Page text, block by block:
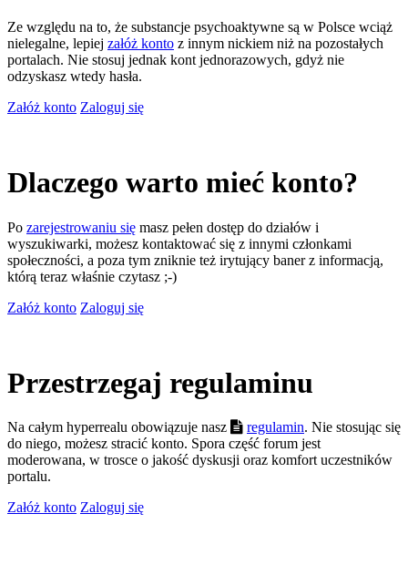
Ze względu na to, że substancje psychoaktywne są w Polsce wciąż
nielegalne, lepiej załóż konto z innym nickiem niż na pozostałych
portalach. Nie stosuj jednak kont jednorazowych, gdyż nie
odzyskasz wtedy hasła.
Załóż konto Zaloguj się
Dlaczego warto mieć konto?
Po zarejestrowaniu się masz pełen dostęp do działów i
wyszukiwarki, możesz kontaktować się z innymi członkami
społeczności, a poza tym zniknie też irytujący baner z informacją,
którą teraz właśnie czytasz ;-)
Załóż konto Zaloguj się
Przestrzegaj regulaminu
Na całym hyperrealu obowiązuje nasz regulamin. Nie stosując się
do niego, możesz stracić konto. Spora część forum jest
moderowana, w trosce o jakość dyskusji oraz komfort uczestników
portalu.
Załóż konto Zaloguj się